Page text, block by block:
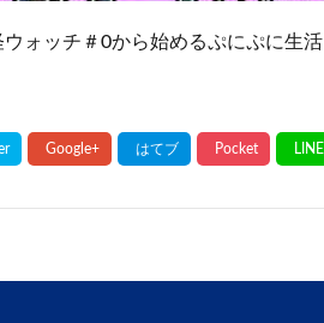
ウォッチ＃0から始めるぷにぷに生活